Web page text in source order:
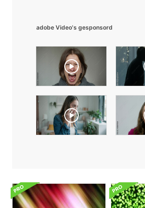
adobe Video's gesponsord